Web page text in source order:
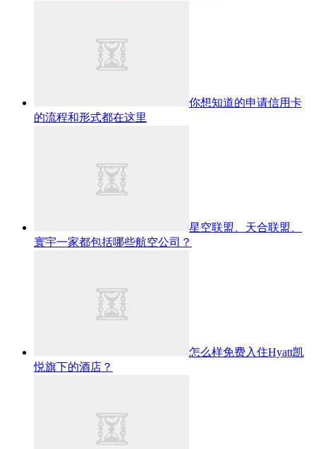
你想知道的申请信用卡
的流程和形式都在这里
星空联盟、天合联盟、
寰宇一家都包括哪些航空公司？
怎么样免费入住Hyatt凯
悦旗下的酒店？